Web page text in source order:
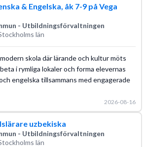
& Engelska, åk 7-9 på Vega
- Utbildningsförvaltningen
län
skola där lärande och kultur möts
i rymliga lokaler och forma elevernas
engelska tillsammans med engagerade
2026-08-16
uzbekiska
- Utbildningsförvaltningen
län